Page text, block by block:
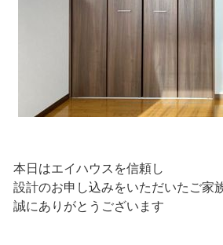
本日はエイハウスを信頼し
設計のお申し込みをいただいたご家
誠にありがとうございます